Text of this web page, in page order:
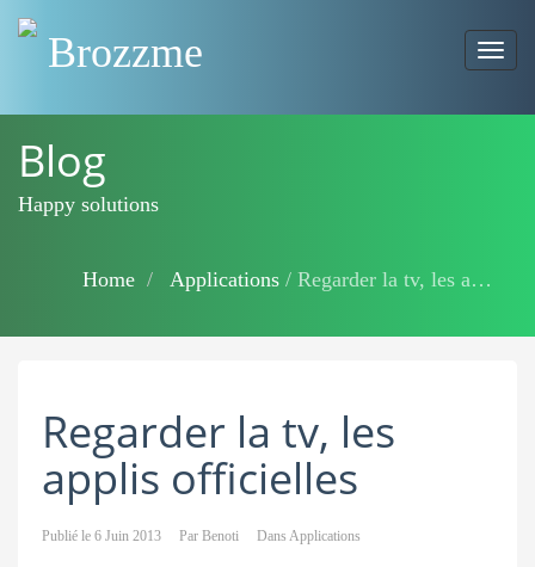
Brozzme
Blog
Happy solutions
Home Applications / Regarder la tv, les applis officielles
Regarder la tv, les
applis officielles
Publié le 6 Juin 2013 Par Benoti Dans Applications